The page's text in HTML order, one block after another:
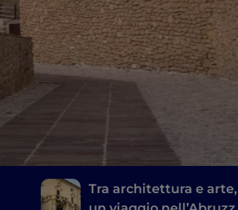
Tra architettura e arte,